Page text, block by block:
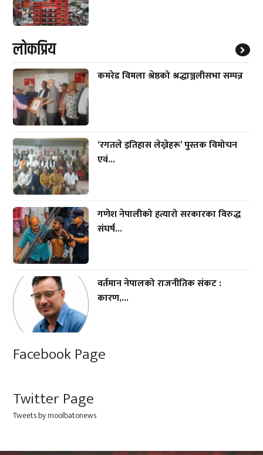
लाेकप्रिय
कमरेड विमला श्रेष्ठको श्रद्धाञ्जलीसभा सम्पन्न
‘रगतले इतिहास लेख्नेहरू’ पुस्तक विमोचन
एवं...
गणेश नेपालीको हत्यारो सरकारका विरुद्ध
संघर्ष...
वर्तमान नेपालको राजनीतिक संकट :
कारण,...
Facebook Page
Twitter Page
Tweets by moolbatonews